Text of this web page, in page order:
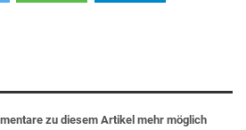
zu diesem Artikel mehr möglich